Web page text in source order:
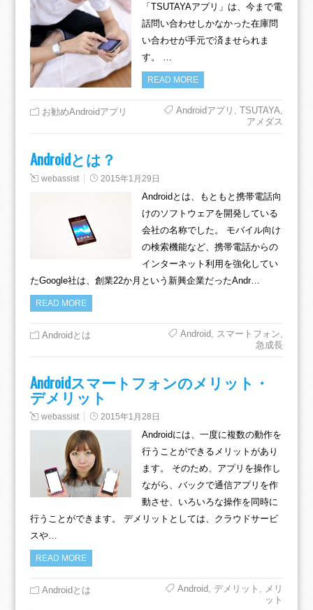
「TSUTAYAアプリ」は、今まで電
話問い合わせしかなかった在庫問
い合わせが手元で済ませられま
す。 …
READ MORE
お勧めAndroidアプリ Androidアプリ ,TSUTAYA
アメダス
Androidとは？
webassist 2015年1月29日
Androidとは、もともと携帯電話向
けのソフトウェアを開発している
会社の名称でした。 モバイル向け
の検索機能など、携帯電話からの
インターネット利用を強化してい
たGoogle社は、創業22か月という新興企業だったAndr…
READ MORE
Androidとは Android スマートフォン
急成長
Androidスマートフォンのメリット・
デメリット
webassist 2015年1月28日
Androidには、一度に複数の動作を
行うことができるメリットがあり
ます。 そのため、アプリを操作し
ながら、バックで通信アプリを作
動させ、いろいろな操作を同時に
行うことができます。 デメリットとしては、クラウドサービ
スや…
READ MORE
Androidとは Android デメリット
メリ
ット